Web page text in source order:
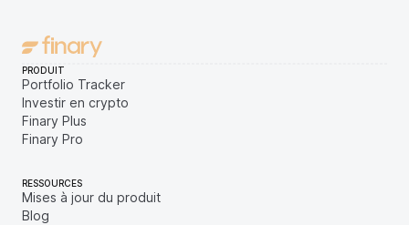
PRODUIT
Portfolio Tracker
Investir en crypto
Finary Plus
Finary Pro
RESSOURCES
Mises à jour du produit
Blog